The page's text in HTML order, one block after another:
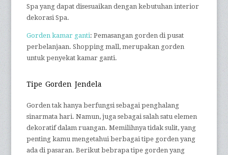
Spa yang dapat disesuaikan dengan kebutuhan interior
dekorasi Spa.
Gorden kamar ganti: Pemasangan gorden di pusat
perbelanjaan. Shopping mall, merupakan gorden
untuk penyekat kamar ganti.
Tipe Gorden Jendela
Gorden tak hanya berfungsi sebagai penghalang
sinarmata hari. Namun, juga sebagai salah satu elemen
dekoratif dalam ruangan. Memilihnya tidak sulit, yang
penting kamu mengetahui berbagai tipe gorden yang
ada di pasaran. Berikut bebrapa tipe gorden yang